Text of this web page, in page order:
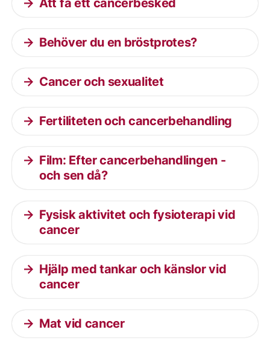
Att få ett cancerbesked
Behöver du en bröstprotes?
Cancer och sexualitet
Fertiliteten och cancerbehandling
Film: Efter cancerbehandlingen -
och sen då?
Fysisk aktivitet och fysioterapi vid
cancer
Hjälp med tankar och känslor vid
cancer
Mat vid cancer